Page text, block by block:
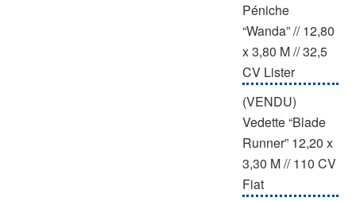
Péniche
“Wanda” // 12,80
x 3,80 M // 32,5
CV Lister
(VENDU)
Vedette “Blade
Runner” 12,20 x
3,30 M // 110 CV
Fiat